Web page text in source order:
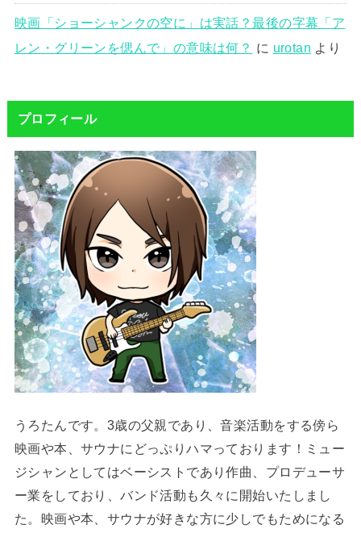
映画「ショーシャンクの空に」は実話？最後の字幕「ア
レン・グリーンを偲んで」の意味は何？ に urotan より
プロフィール
うろたんです。3歳の父親であり、音楽活動をする傍ら
映画や本、サウナにどっぷりハマっております！ミュー
ジシャンとしてはベーシストであり作曲、プロデューサ
ー業をしており、バンド活動も久々に開始いたしまし
た。映画や本、サウナが好きな方に少しでもためになる